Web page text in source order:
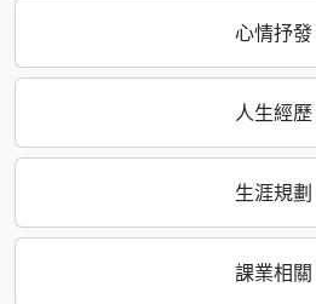
心情抒發
人生經歷
生涯規劃
課業相關